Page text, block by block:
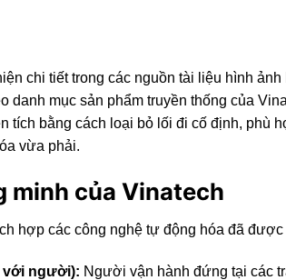
chi tiết trong các nguồn tài liệu hình
danh mục sản phẩm truyền thống của
tích bằng cách loại bỏ lối đi cố định, phù
vừa phải.
minh của Vinatech
hợp các công nghệ tự động hóa đã
với người): Người vận hành đứng tại các